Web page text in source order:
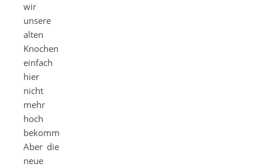
wir
unsere
alten
Knochen
einfach
hier
nicht
mehr
hoch
bekommen.
Aber die
neue